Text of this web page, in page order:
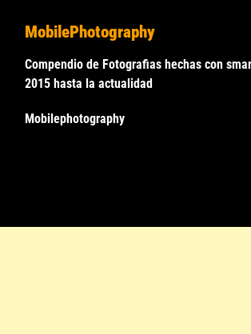
MobilePhotography
Compendio de Fotografias hechas con
2015 hasta la actualidad
Mobilephotography